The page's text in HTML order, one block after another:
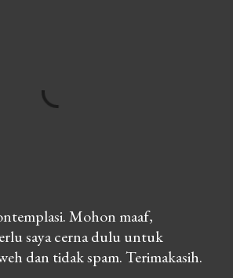
Mohon maaf,
saya cerna dulu untuk
dan tidak spam. Terimakasih.